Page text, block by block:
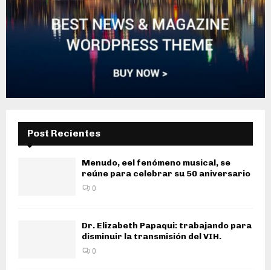
Post Recientes
Menudo, eel fenómeno musical, se
reúne para celebrar su 50 aniversario
0
Dr. Elizabeth Papaqui: trabajando para
disminuir la transmisión del VIH.
0